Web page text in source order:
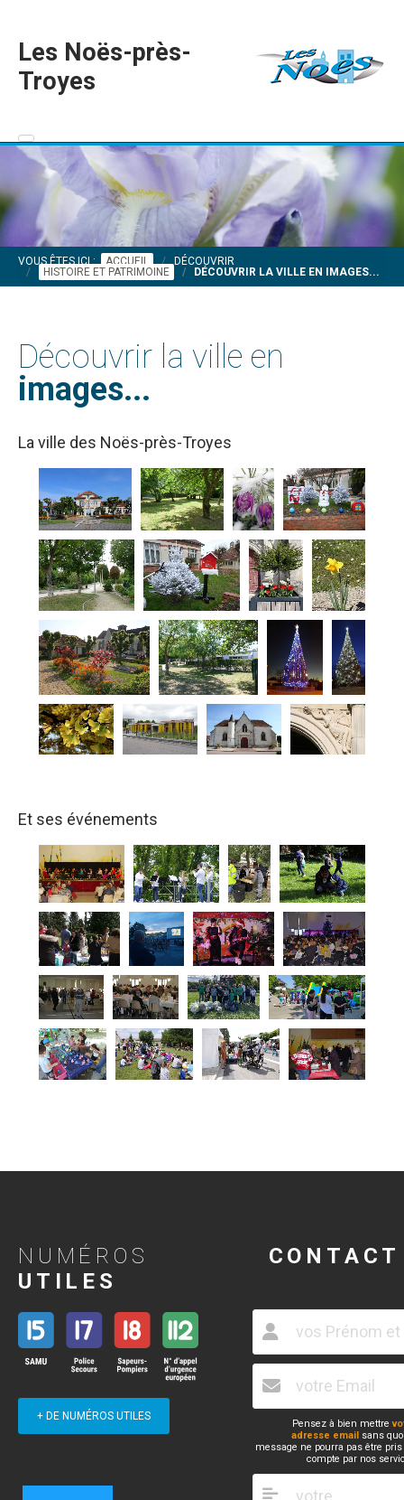
Les Noës-près-
Troyes
VOUS ÊTES ICI : ACCUEIL
DÉCOUVRIR
HISTOIRE ET PATRIMOINE
DÉCOUVRIR LA VILLE EN IMAGES...
Découvrir la ville en
images...
La ville des Noës-près-Troyes
Et ses événements
NUMÉROS
UTILES
+ DE NUMÉROS UTILES
CONTACT
Pensez à bien mettre
adresse email sans
message ne pourra pas être
compte par nos